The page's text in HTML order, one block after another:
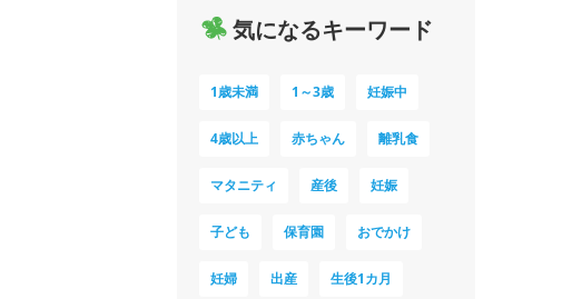
気になるキーワード
1歳未満 1～3歳 妊娠中
4歳以上 赤ちゃん 離乳食
マタニティ 産後 妊娠
子ども 保育園 おでかけ
妊婦 出産 生後1カ月